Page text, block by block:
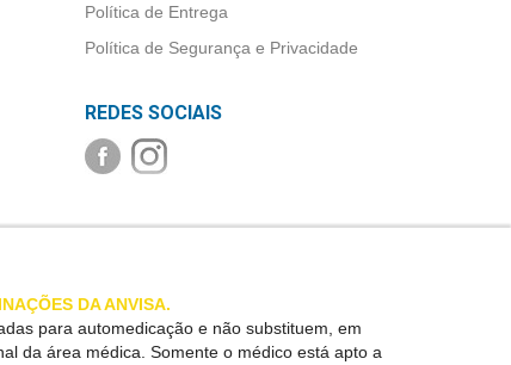
Política de Entrega
Política de Segurança e Privacidade
REDES SOCIAIS
DA ANVISA.
para automedicação e não substituem, em
da área médica. Somente o médico está apto a